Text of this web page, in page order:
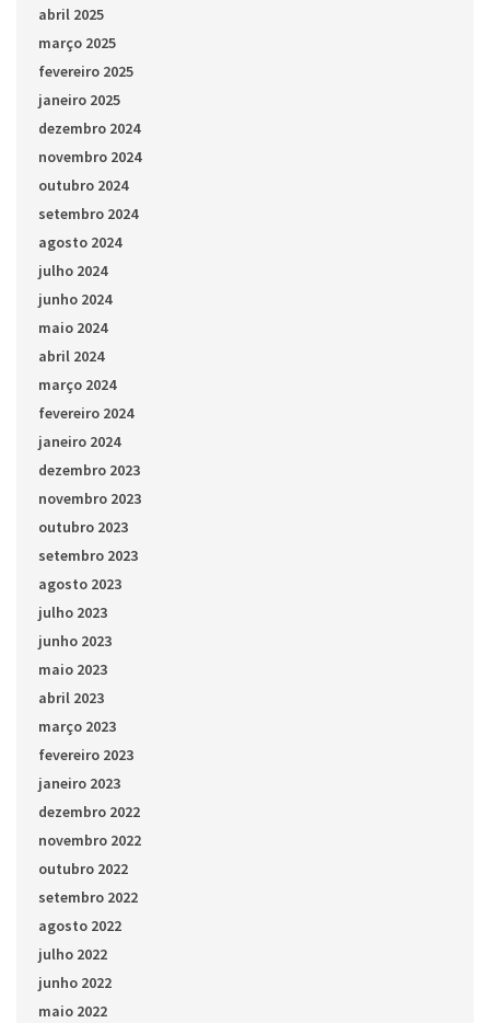
abril 2025
março 2025
fevereiro 2025
janeiro 2025
dezembro 2024
novembro 2024
outubro 2024
setembro 2024
agosto 2024
julho 2024
junho 2024
maio 2024
abril 2024
março 2024
fevereiro 2024
janeiro 2024
dezembro 2023
novembro 2023
outubro 2023
setembro 2023
agosto 2023
julho 2023
junho 2023
maio 2023
abril 2023
março 2023
fevereiro 2023
janeiro 2023
dezembro 2022
novembro 2022
outubro 2022
setembro 2022
agosto 2022
julho 2022
junho 2022
maio 2022